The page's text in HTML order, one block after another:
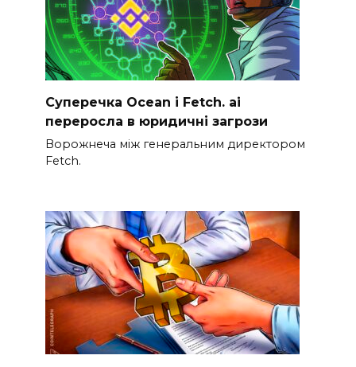
Суперечка Ocean і Fetch. ai
переросла в юридичні загрози
Ворожнеча між генеральним директором
Fetch.